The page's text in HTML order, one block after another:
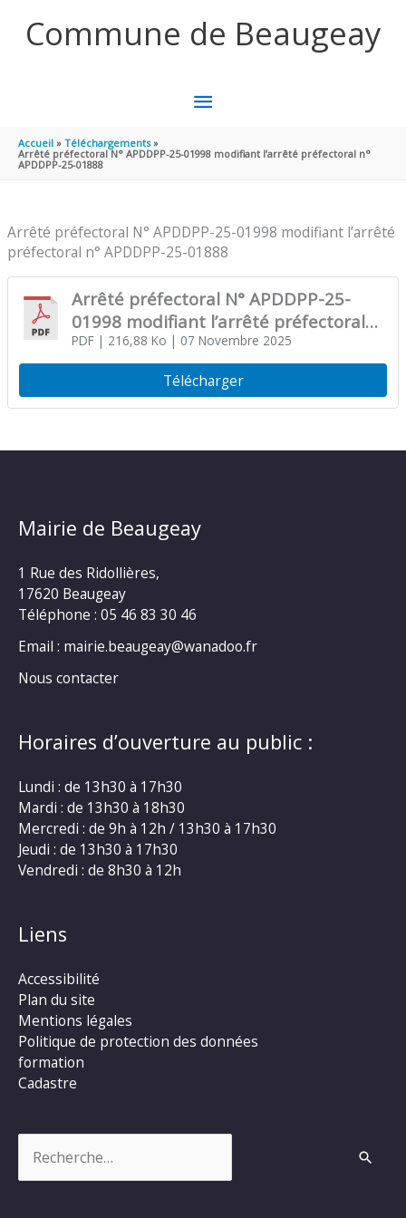
Commune de Beaugeay
MENU
PRINCIPAL
Accueil
Téléchargements
Arrêté préfectoral N° APDDPP-25-01998 modifiant l’arrêté préfectoral n°
APDDPP-25-01888
Arrêté préfectoral N° APDDPP-25-01998 modifiant l’arrêté
préfectoral n° APDDPP-25-01888
Arrêté préfectoral N° APDDPP-25-
01998 modifiant l’arrêté préfectoral
n° APDDPP-25-01888
PDF| 216,88 Ko | 07 Novembre 2025
Télécharger
Mairie de Beaugeay
1 Rue des Ridollières,
17620 Beaugeay
Téléphone : 05 46 83 30 46
Email : mairie.beaugeay@wanadoo.fr
Nous contacter
Horaires d’ouverture au public :
Lundi : de 13h30 à 17h30
Mardi : de 13h30 à 18h30
Mercredi : de 9h à 12h / 13h30 à 17h30
Jeudi : de 13h30 à 17h30
Vendredi : de 8h30 à 12h
Liens
Accessibilité
Plan du site
Mentions légales
Politique de protection des données
formation
Cadastre